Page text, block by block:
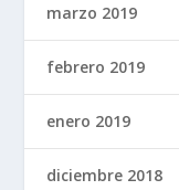
marzo 2019
febrero 2019
enero 2019
diciembre 2018